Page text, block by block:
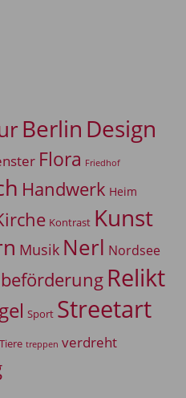
Berlin Design
Flora Friedhof
Handwerk Heim
Kontrast Kunst
Musik Nerl Nordsee
Relikt
Sport Streetart
treppen verdreht